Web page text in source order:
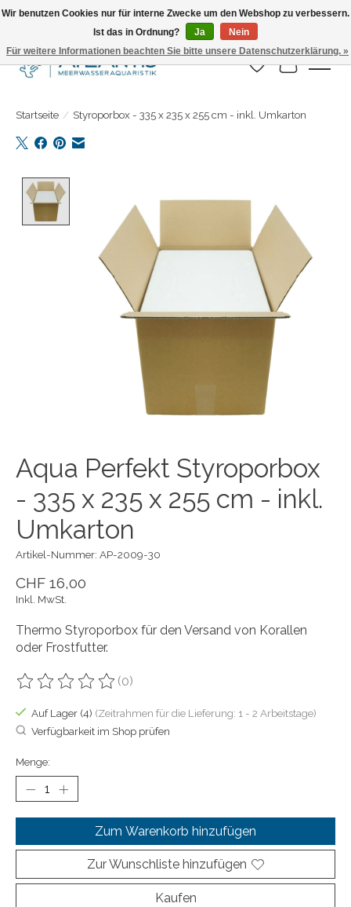
Täglicher Versand. Bestelle bis 15.00 Uhr
Wunschzettel
Ihr
Startseite / Styroporbox - 335 x 235 x 255 cm - inkl. Umkarton
Aqua Perfekt Styroporbox
- 335 x 235 x 255 cm - inkl.
Umkarton
Artikel-Nummer: AP-2009-30
CHF 16,00
Inkl. MwSt.
Thermo Styroporbox für den Versand von Korallen
oder Frostfutter.
Die Bewertung dieses Produkts ist
(0)
Auf Lager (4) (Zeitrahmen für die Lieferung: 1 - 2 Arbeitstage)
Verfügbarkeit im Shop prüfen
Menge:
Zum Warenkorb hinzufügen
Zur Wunschliste hinzufügen
Kaufen
Wir benutzen Cookies nur für interne Zwecke um den Webshop zu verbessern.
Ist das in Ordnung?
Ja
Nein
Für weitere Informationen beachten Sie bitte unsere Datenschutzerklärung. »